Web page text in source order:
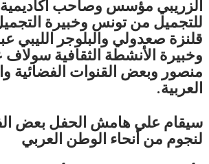
الزريبي مؤسس وصاحب أكاديمية
للتجميل من تونس وخبيرة
قلنزة صعدولي والبلوجر الليبي
وخبيرة الأنشطة الثقافية
منصور وبعض القنوات الفضائية
العربية.
سيقام علي هامش الحفل بعض
لنجوم من أنحاء الوطن العربي